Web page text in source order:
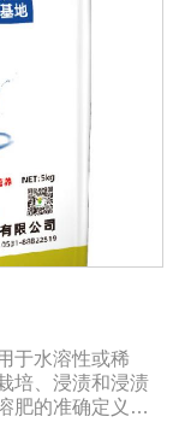
茄子、黄瓜、大
茄、苦瓜、南
于水溶性或稀
培、浸渍和浸渍
肥的准确定义。